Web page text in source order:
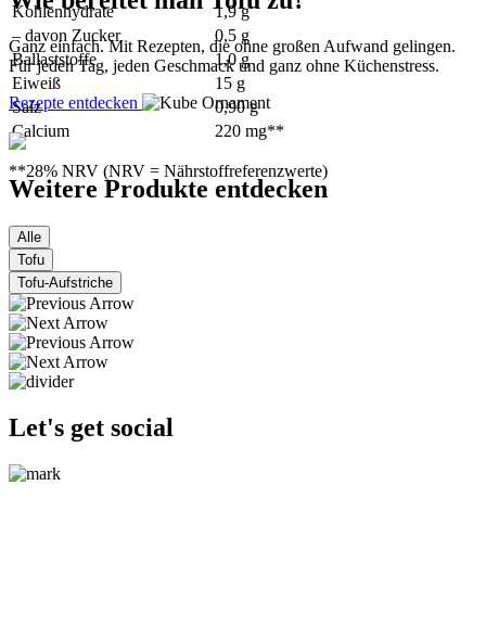
Kohlenhydrate
1,9 g
– davon Zucker
0,5 g
Ballaststoffe
1,0 g
Eiweiß
15 g
Salz
0,90 g
Calcium
220 mg**
**28% NRV (NRV = Nährstoffreferenzwerte)
Ganz einfach. Mit Rezepten, die ohne großen Aufwand gelingen.
Für jeden Tag, jeden Geschmack und ganz ohne Küchenstress.
Rezepte entdecken
Weitere Produkte entdecken
Alle
Tofu
Tofu-Aufstriche
Let's get social